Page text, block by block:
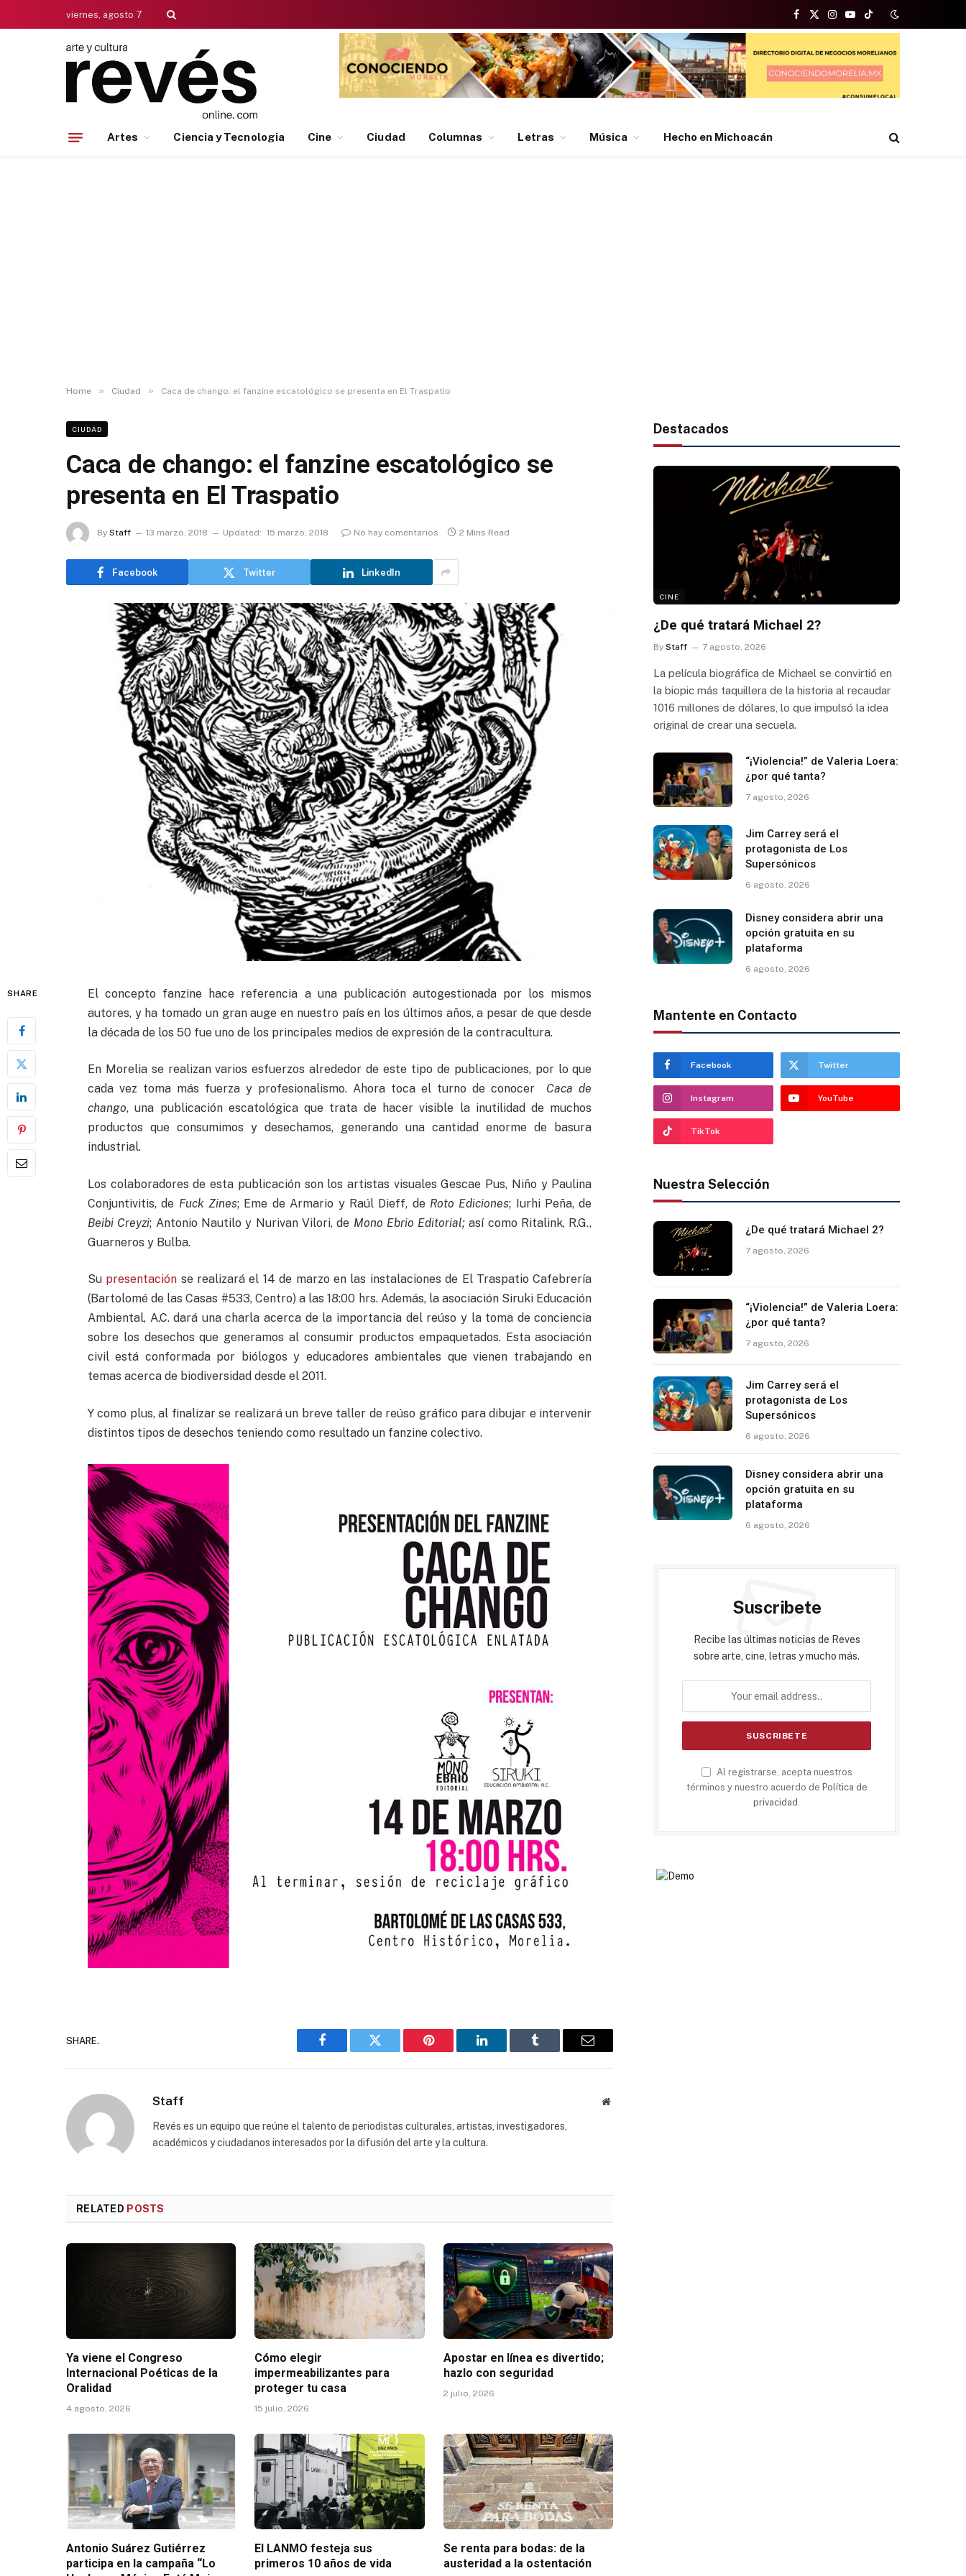
viernes, agosto 7
Facebook
X
(Twitter)
Instagram
YouTubeTikTok
Artes Ciencia y Tecnologia Cine Ciudad Columnas Letras Música Hecho en Michoacán
Home » Ciudad » Caca de chango: el fanzine escatológico se presenta en El Traspatio
CIUDAD
Caca de chango: el fanzine escatológico se
presenta en El Traspatio
By Staff 13 marzo, 2018 Updated: 15 marzo, 2018 No hay comentarios 2 Mins Read
Facebook Twitter LinkedIn
SHARE
El concepto fanzine hace referencia a una publicación autogestionada por los mismos
autores, y ha tomado un gran auge en nuestro país en los últimos años, a pesar de que desde
la década de los 50 fue uno de los principales medios de expresión de la contracultura.
En Morelia se realizan varios esfuerzos alrededor de este tipo de publicaciones, por lo que
cada vez toma más fuerza y profesionalismo. Ahora toca el turno de conocer Caca de
chango, una publicación escatológica que trata de hacer visible la inutilidad de muchos
productos que consumimos y desechamos, generando una cantidad enorme de basura
industrial.
Los colaboradores de esta publicación son los artistas visuales Gescae Pus, Niño y Paulina
Conjuntivitis, de Fuck Zines; Eme de Armario y Raúl Dieff, de Roto Ediciones; Iurhi Peña, de
Beibi Creyzi; Antonio Nautilo y Nurivan Vilori, de Mono Ebrio Editorial; así como Ritalink, R.G.,
Guarneros y Bulba.
Su presentación se realizará el 14 de marzo en las instalaciones de El Traspatio Cafebrería
(Bartolomé de las Casas #533, Centro) a las 18:00 hrs. Además, la asociación Siruki Educación
Ambiental, A.C. dará una charla acerca de la importancia del reúso y la toma de conciencia
sobre los desechos que generamos al consumir productos empaquetados. Esta asociación
civil está conformada por biólogos y educadores ambientales que vienen trabajando en
temas acerca de biodiversidad desde el 2011.
Y como plus, al finalizar se realizará un breve taller de reúso gráfico para dibujar e intervenir
distintos tipos de desechos teniendo como resultado un fanzine colectivo.
SHARE.
Facebook Twitter Pinterest LinkedIn Tumblr Email
Staff Website
Revés es un equipo que reúne el talento de periodistas culturales, artistas, investigadores,
académicos y ciudadanos interesados por la difusión del arte y la cultura.
RELATED POSTS
Ya viene el Congreso
Internacional Poéticas de la
Oralidad
4 agosto, 2026
Cómo elegir
impermeabilizantes para
proteger tu casa
15 julio, 2026
Apostar en línea es divertido;
hazlo con seguridad
2 julio, 2026
Antonio Suárez Gutiérrez
participa en la campaña “Lo
El LANMO festeja sus
primeros 10 años de vida
Se renta para bodas: de la
austeridad a la ostentación
Destacados
CINE
¿De qué tratará Michael 2?
By Staff 7 agosto, 2026
La película biográfica de Michael se convirtió en
la biopic más taquillera de la historia al recaudar
1016 millones de dólares, lo que impulsó la idea
original de crear una secuela.
“¡Violencia!” de Valeria Loera:
¿por qué tanta?
7 agosto, 2026
Jim Carrey será el
protagonista de Los
Supersónicos
6 agosto, 2026
Disney considera abrir una
opción gratuita en su
plataforma
6 agosto, 2026
Mantente en Contacto
Facebook Twitter
Instagram YouTube
TikTok
Nuestra Selección
¿De qué tratará Michael 2?
7 agosto, 2026
“¡Violencia!” de Valeria Loera:
¿por qué tanta?
7 agosto, 2026
Jim Carrey será el
protagonista de Los
Supersónicos
6 agosto, 2026
Disney considera abrir una
opción gratuita en su
plataforma
6 agosto, 2026
Suscribete
Recibe las últimas noticias de Reves
sobre arte, cine, letras y mucho más.
Al registrarse, acepta nuestros
términos y nuestro acuerdo de Política de
privacidad